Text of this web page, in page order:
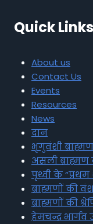
Quick Links
About us
Contact Us
Events
Resources
News
दान
भृगुवंशी
असली ब्राह्मण
पृथ्वी के “प्रथम
ब्राह्मणों की
ब्राह्मणों की
हेमचन्द्र